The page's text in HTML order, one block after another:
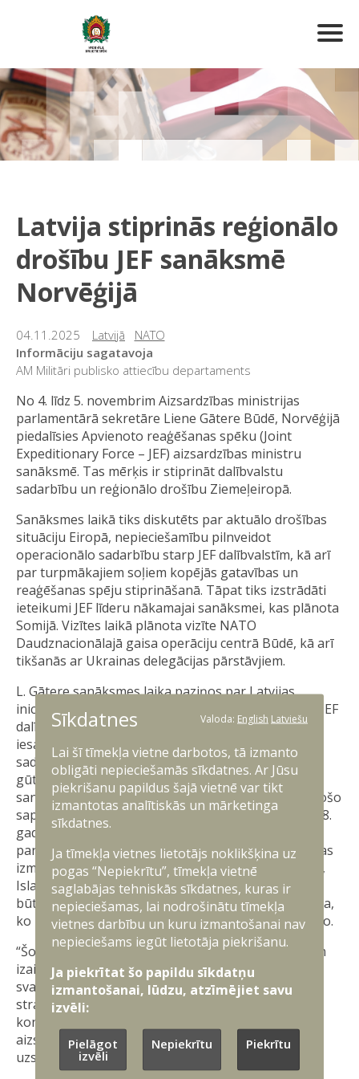
Latvija stiprinās reģionālo
drošību JEF sanāksmē
Norvēģijā
04.11.2025 Latvijā
NATO
Informāciju sagatavoja
AM Militāri publisko attiecību departaments
No 4. līdz 5. novembrim Aizsardzības ministrijas
parlamentārā sekretāre Liene Gātere Būdē, Norvēģijā
piedalīsies Apvienoto reaģēšanas spēku (Joint
Expeditionary Force – JEF) aizsardzības ministru
sanāksmē. Tas mērķis ir stiprināt dalībvalstu
sadarbību un reģionālo drošību Ziemeļeiropā.
Sanāksmes laikā tiks diskutēts par aktuālo drošības
situāciju Eiropā, nepieciešamību pilnveidot
operacionālo sadarbību starp JEF dalībvalstīm, kā arī
par turpmākajiem soļiem kopējās gatavības un
reaģēšanas spēju stiprināšanā. Tāpat tiks izstrādāti
ieteikumi JEF līderu nākamajai sanāksmei, kas plānota
Somijā. Vizītes laikā plānota vizīte NATO
Daudznacionālajā gaisa operāciju centrā Būdē, kā arī
tikšanās ar Ukrainas delegācijas pārstāvjiem.
L. Gātere sanāksmes laika paziņos par Latvijas
iniciatīvu nākamajā gadā īstenot dronu mācības ar JEF
dalībvalstīm, kurā paplašinātā partnerībā tiks
iesaistīta arī Ukraina. Mācību mērķis ir veicināt
sadarbību JEF dalībvalstu aizsardzības industrijā un
gūt vērtīgas atziņas no Ukrainas pieredzes. Tāpat
sanāksmē paredzēts parakstīt atjaunoto visaptverošo
saprašanās memorandu, kas aizstās līdzšinējo, 2018.
gadā noslēgto dokumentu. Laikā kopš tā
parakstīšanas JEF dalībnieku lokā notikušas būtiskas
izmaiņas – Zviedrija un Somija pievienojušās NATO,
Islande kļuvusi par JEF dalībvalsti 2021.gadā, kā arī
būtiski mainījusies ģeopolitiskā un drošības situācija,
ko līdzšinējais memorands vairs pilnībā neatspoguļo.
“Šobrīd, kad Eiropas drošība ir pakļauta nopietniem
izaicinājumiem, cieša sadarbība reģionā ir kritiski
svarīga. Šī sanāksme ir iespēja ne tikai pārrunāt
stratēģiskus jautājumus, bet arī vienoties par
konkrētiem soļiem, kas uzlabos mūsu valstu
aizsardzības spējas un operacionālo sadarbību,”
uzsver L. Gātere.
Sīkdatnes Valoda: English Latviešu
Lai šī tīmekļa vietne darbotos, tā izmanto
obligāti nepieciešamās sīkdatnes. Ar Jūsu
piekrišanu papildus šajā vietnē var tikt
izmantotas analītiskās un mārketinga
sīkdatnes.
Ja tīmekļa vietnes lietotājs noklikšķina uz
pogas “Nepiekrītu”, tīmekļa vietnē
saglabājas tehniskās sīkdatnes, kuras ir
nepieciešamas, lai nodrošinātu tīmekļa
vietnes darbību un kuru izmantošanai nav
nepieciešams iegūt lietotāja piekrišanu.
Ja piekrītat šo papildu sīkdatņu
izmantošanai, lūdzu, atzīmējiet savu
izvēli:
Pielāgot
izvēli
Nepiekrītu Piekrītu